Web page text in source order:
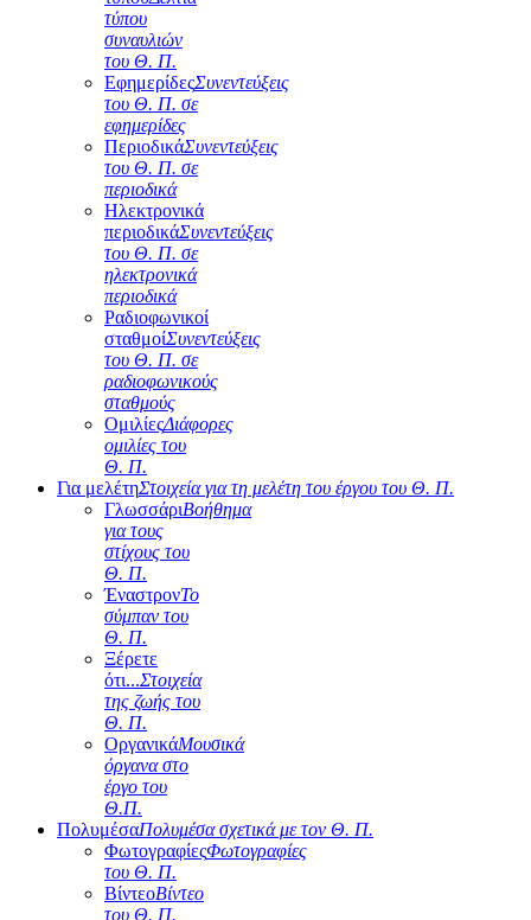
τύπου
συναυλιών
του Θ. Π.
ΕφημερίδεςΣυνεντεύξεις
του Θ. Π. σε
εφημερίδες
ΠεριοδικάΣυνεντεύξεις
του Θ. Π. σε
περιοδικά
Ηλεκτρονικά
περιοδικάΣυνεντεύξεις
του Θ. Π. σε
ηλεκτρονικά
περιοδικά
Ραδιοφωνικοί
σταθμοίΣυνεντεύξεις
του Θ. Π. σε
ραδιοφωνικούς
σταθμούς
ΟμιλίεςΔιάφορες
ομιλίες του
Θ. Π.
Για μελέτηΣτοιχεία για τη μελέτη του έργου του Θ. Π.
ΓλωσσάριΒοήθημα
για τους
στίχους του
Θ. Π.
ΈναστρονΤο
σύμπαν του
Θ. Π.
Ξέρετε
ότι...Στοιχεία
της ζωής του
Θ. Π.
ΟργανικάΜουσικά
όργανα στο
έργο του
Θ.Π.
ΠολυμέσαΠολυμέσα σχετικά με τον Θ. Π.
ΦωτογραφίεςΦωτογραφίες
του Θ. Π.
ΒίντεοΒίντεο
του Θ. Π.